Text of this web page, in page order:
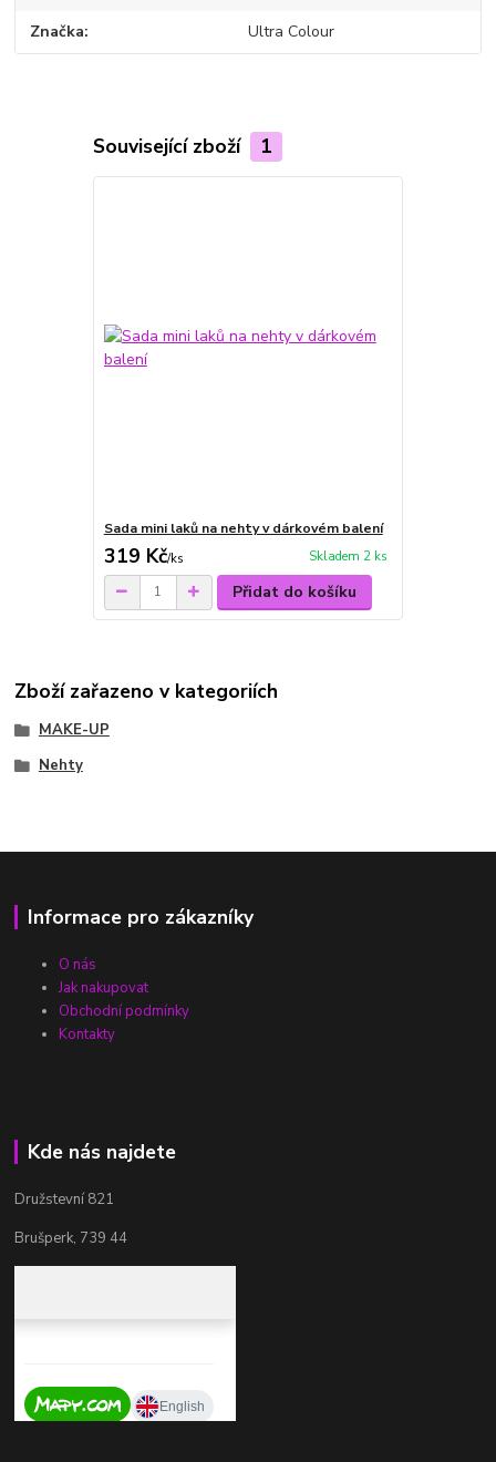
Značka Ultra Colour
Související zboží 1
Sada mini laků na nehty v dárkovém balení
319 Kč/ks Skladem 2 ks
Přidat do košíku
Zboží zařazeno v kategoriích
MAKE-UP
Nehty
Informace pro zákazníky
O nás
Jak nakupovat
Obchodní podmínky
Kontakty
Kde nás najdete
Družstevní 821
Brušperk, 739 44